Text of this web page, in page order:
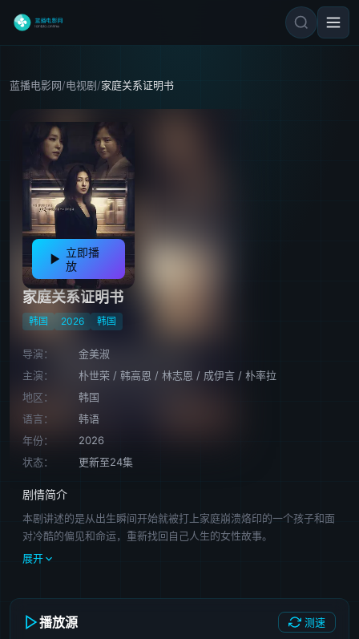
蓝播电影网/电视剧/家庭关系证明书
立即播
放
家庭关系证明书
韩国 2026 韩国
导演：
金美淑
主演：
朴世荣 / 韩高恩 / 林志恩 / 成伊言 / 朴率拉
地区：
韩国
语言：
韩语
年份：
2026
状态：
更新至24集
剧情简介
本剧讲述的是从出生瞬间开始就被打上家庭崩溃烙印的一个孩子和面
对冷酷的偏见和命运，重新找回自己人生的女性故事。
展开
播放源 测速